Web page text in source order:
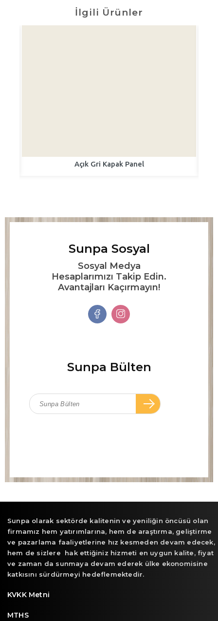
İlgili Ürünler
Açık Gri Kapak Panel
Sunpa Sosyal
Sosyal Medya
Hesaplarımızı Takip Edin.
Avantajları Kaçırmayın!
Sunpa Bülten
Sunpa olarak sektörde kalitenin ve yeniliğin öncüsü olan
firmamız hem yatırımlarına, hem de araştırma, geliştirme
ve pazarlama faaliyetlerine hız kesmeden devam edecek,
hem de sizlere hak ettiğiniz hizmeti en uygun kalite, fiyat
ve zaman da sunmaya devam ederek ülke ekonomisine
katkısını sürdürmeyi hedeflemektedir.
KVKK Metni
MTHS